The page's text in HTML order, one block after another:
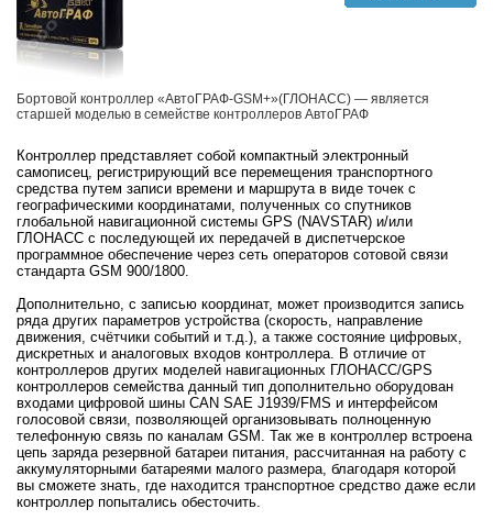
Бортовой контроллер «АвтоГРАФ-GSM+»(ГЛОНАСС) — является
старшей моделью в семействе контроллеров АвтоГРАФ
Контроллер представляет собой компактный электронный
самописец, регистрирующий все перемещения транспортного
средства путем записи времени и маршрута в виде точек с
географическими координатами, полученных со спутников
глобальной навигационной системы GPS (NAVSTAR) и/или
ГЛОНАСС с последующей их передачей в диспетчерское
программное обеспечение через сеть операторов сотовой связи
стандарта GSM 900/1800.
Дополнительно, с записью координат, может производится запись
ряда других параметров устройства (скорость, направление
движения, счётчики событий и т.д.), а также состояние цифровых,
дискретных и аналоговых входов контроллера. В отличие от
контроллеров других моделей навигационных ГЛОНАСС/GPS
контроллеров семейства данный тип дополнительно оборудован
входами цифровой шины CAN SAE J1939/FMS и интерфейсом
голосовой связи, позволяющей организовывать полноценную
телефонную связь по каналам GSM. Так же в контроллер встроена
цепь заряда резервной батареи питания, рассчитанная на работу с
аккумуляторными батареями малого размера, благодаря которой
вы сможете знать, где находится транспортное средство даже если
контроллер попытались обесточить.